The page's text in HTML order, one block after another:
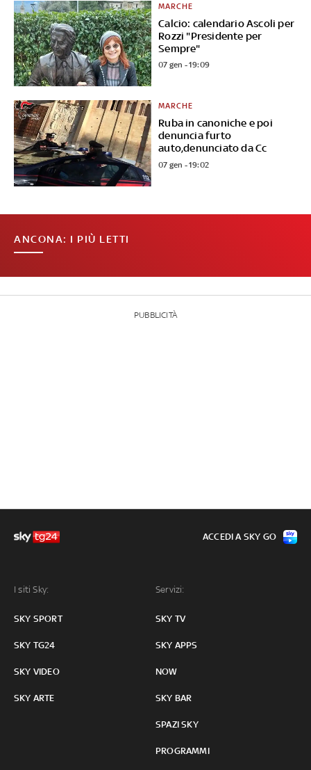
Calcio: calendario Ascoli per
Rozzi "Presidente per
Sempre"
MARCHE
07 gen - 19:09
Ruba in canoniche e poi
denuncia furto
auto,denunciato da Cc
MARCHE
07 gen - 19:02
ANCONA: I PIÙ LETTI
PUBBLICITÀ
I siti Sky:
SKY SPORT
SKY TG24
SKY VIDEO
SKY ARTE
Servizi:
SKY TV
SKY APPS
NOW
SKY BAR
SPAZI SKY
PROGRAMMI
ACCEDI A SKY GO